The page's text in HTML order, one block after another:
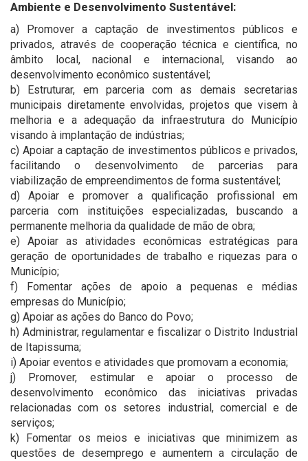
Ambiente e Desenvolvimento Sustentável:
a) Promover a captação de investimentos públicos e
privados, através de cooperação técnica e científica, no
âmbito local, nacional e internacional, visando ao
desenvolvimento econômico sustentável;
b) Estruturar, em parceria com as demais secretarias
municipais diretamente envolvidas, projetos que visem à
melhoria e a adequação da infraestrutura do Município
visando à implantação de indústrias;
c) Apoiar a captação de investimentos públicos e privados,
facilitando o desenvolvimento de parcerias para
viabilização de empreendimentos de forma sustentável;
d) Apoiar e promover a qualificação profissional em
parceria com instituições especializadas, buscando a
permanente melhoria da qualidade de mão de obra;
e) Apoiar as atividades econômicas estratégicas para
geração de oportunidades de trabalho e riquezas para o
Município;
f) Fomentar ações de apoio a pequenas e médias
empresas do Município;
g) Apoiar as ações do Banco do Povo;
h) Administrar, regulamentar e fiscalizar o Distrito Industrial
de Itapissuma;
i) Apoiar eventos e atividades que promovam a economia;
j) Promover, estimular e apoiar o processo de
desenvolvimento econômico das iniciativas privadas
relacionadas com os setores industrial, comercial e de
serviços;
k) Fomentar os meios e iniciativas que minimizem as
questões de desemprego e aumentem a circulação de